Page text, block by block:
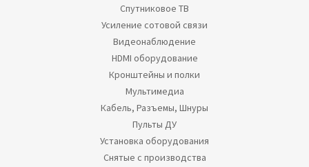
Спутниковое ТВ
Усиление сотовой связи
Видеонаблюдение
HDMI оборудование
Кронштейны и полки
Мультимедиа
Кабель, Разъемы, Шнуры
Пульты ДУ
Установка оборудования
Снятые с производства